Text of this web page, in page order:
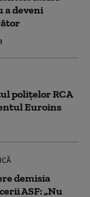
a deveni
polițelor RCA
Euroins
demisia
ASF: „Nu